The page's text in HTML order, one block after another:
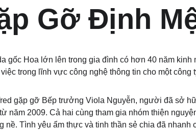
Gỡ Định
gốc Hoa lớn lên trong gia đình có hơn 40 năm kinh
trong lĩnh vực công nghệ thông tin cho một công
gặp gỡ Bếp trưởng Viola Nguyễn, người đã sở
năm 2009. Cả hai cùng tham gia nhóm thiện
nề. Tình yêu ẩm thực và tinh thần sẻ chia đã nhanh